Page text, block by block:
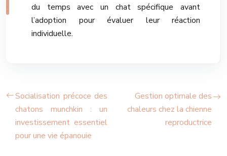
du temps avec un chat spécifique avant
l’adoption pour évaluer leur réaction
individuelle.
Socialisation précoce des
chatons munchkin : un
investissement essentiel
pour une vie épanouie
Gestion optimale des
chaleurs chez la chienne
reproductrice